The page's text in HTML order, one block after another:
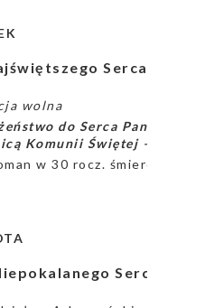
Serca Pana
wolna
do Serca Pana
Komunii Świętej – od
w 30 rocz. śmierci oraz
Serca